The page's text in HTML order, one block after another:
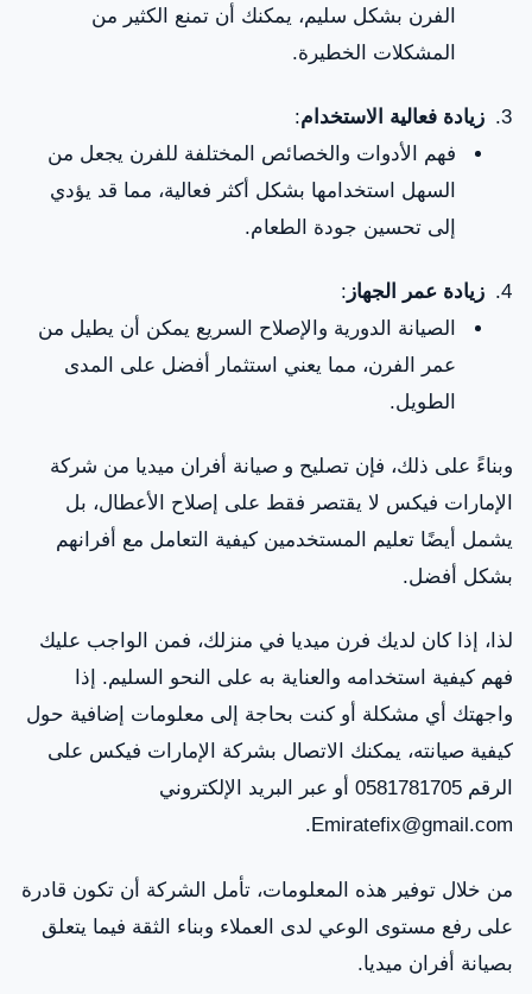
الفرن بشكل سليم، يمكنك أن تمنع الكثير من
المشكلات الخطيرة.
زيادة فعالية الاستخدام:
فهم الأدوات والخصائص المختلفة للفرن يجعل من
السهل استخدامها بشكل أكثر فعالية، مما قد يؤدي
إلى تحسين جودة الطعام.
زيادة عمر الجهاز :
الصيانة الدورية والإصلاح السريع يمكن أن يطيل من
عمر الفرن، مما يعني استثمار أفضل على المدى
الطويل.
وبناءً على ذلك، فإن تصليح و صيانة أفران ميديا من شركة
الإمارات فيكس لا يقتصر فقط على إصلاح الأعطال، بل
يشمل أيضًا تعليم المستخدمين كيفية التعامل مع أفرانهم
بشكل أفضل.
لذا، إذا كان لديك فرن ميديا في منزلك، فمن الواجب عليك
فهم كيفية استخدامه والعناية به على النحو السليم. إذا
واجهتك أي مشكلة أو كنت بحاجة إلى معلومات إضافية حول
كيفية صيانته، يمكنك الاتصال بشركة الإمارات فيكس على
الرقم 0581781705 أو عبر البريد الإلكتروني
Emiratefix@gmail.com.
من خلال توفير هذه المعلومات، تأمل الشركة أن تكون قادرة
على رفع مستوى الوعي لدى العملاء وبناء الثقة فيما يتعلق
بصيانة أفران ميديا.